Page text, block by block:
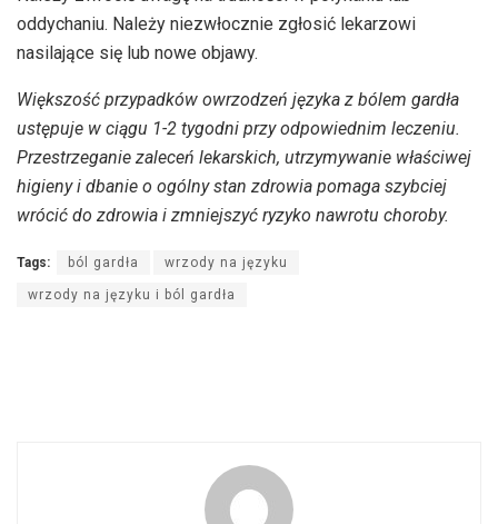
oddychaniu. Należy niezwłocznie zgłosić lekarzowi
nasilające się lub nowe objawy.
Większość przypadków owrzodzeń języka z bólem gardła
ustępuje w ciągu 1-2 tygodni przy odpowiednim leczeniu.
Przestrzeganie zaleceń lekarskich, utrzymywanie właściwej
higieny i dbanie o ogólny stan zdrowia pomaga szybciej
wrócić do zdrowia i zmniejszyć ryzyko nawrotu choroby.
Tags: ból gardła wrzody na języku
wrzody na języku i ból gardła